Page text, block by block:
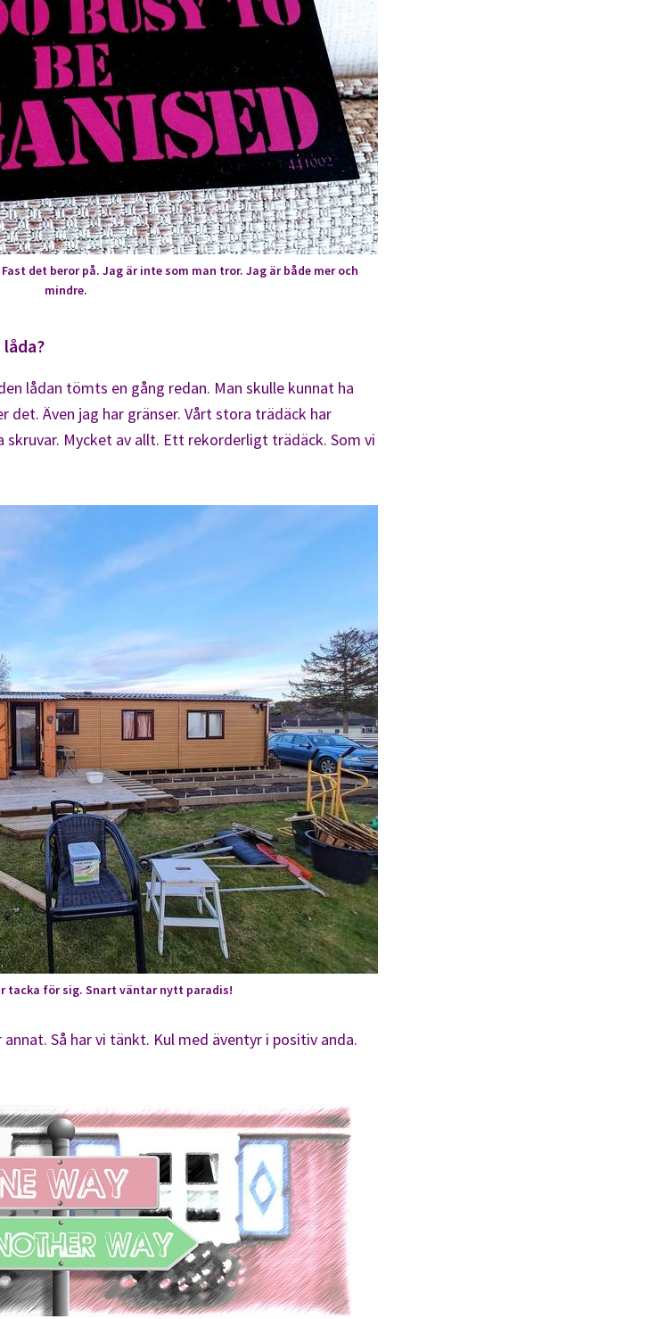
det beror på. Jag är inte som man tror. Jag är både mer och
mindre.
lådan tömts en gång redan. Man skulle kunnat ha
det. Även jag har gränser. Vårt stora trädäck har
skruvar. Mycket av allt. Ett rekorderligt trädäck. Som vi
tacka för sig. Snart väntar nytt paradis!
Så har vi tänkt. Kul med äventyr i positiv anda.